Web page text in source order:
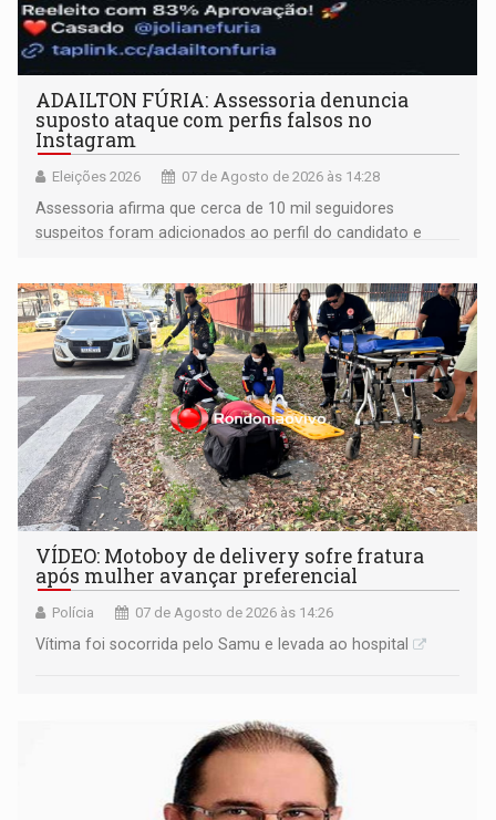
ADAILTON FÚRIA: Assessoria denuncia
suposto ataque com perfis falsos no
Instagram
Eleições 2026 07 de Agosto de 2026 às 14:28
Assessoria afirma que cerca de 10 mil seguidores
suspeitos foram adicionados ao perfil do candidato e
remover as contas
VÍDEO: Motoboy de delivery sofre fratura
após mulher avançar preferencial
Polícia 07 de Agosto de 2026 às 14:26
Vítima foi socorrida pelo Samu e levada ao hospital